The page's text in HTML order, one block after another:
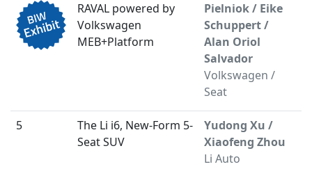
RAVAL powered by
Volkswagen
MEB+Platform
Pielniok / Eike
Schuppert /
Alan Oriol
Salvador
Volkswagen /
Seat
5
The Li i6, New-Form 5-
Seat SUV
Yudong Xu /
Xiaofeng Zhou
Li Auto